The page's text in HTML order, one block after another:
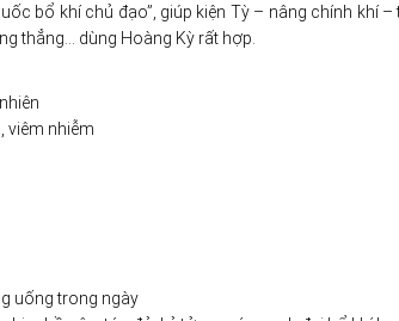
bổ khí chủ đạo”, giúp kiện Tỳ – nâng chính khí
thẳng… dùng Hoàng Kỳ rất hợp.
viêm nhiễm
uống trong ngày